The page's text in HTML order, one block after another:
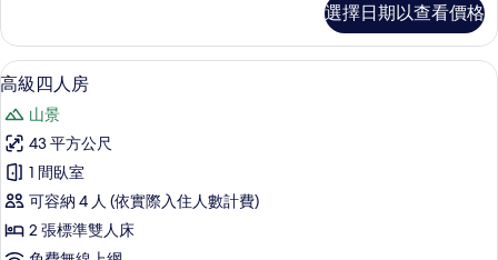
相
片
三
人
房
詳
情
選擇日期以查看價格
顯
示
高
級
四
人
房
高級寢具、羽絨被、客房內保險箱、書
5
高級四人房
山景
43 平方公尺
1 間臥室
可容納 4 人 (依實際入住人數計費)
2 張標準雙人床